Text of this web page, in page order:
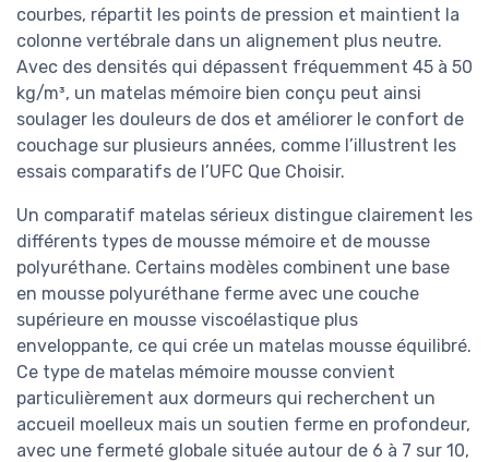
courbes, répartit les points de pression et maintient la
colonne vertébrale dans un alignement plus neutre.
Avec des densités qui dépassent fréquemment 45 à 50
kg/m³, un matelas mémoire bien conçu peut ainsi
soulager les douleurs de dos et améliorer le confort de
couchage sur plusieurs années, comme l’illustrent les
essais comparatifs de l’UFC Que Choisir.
Un comparatif matelas sérieux distingue clairement les
différents types de mousse mémoire et de mousse
polyuréthane. Certains modèles combinent une base
en mousse polyuréthane ferme avec une couche
supérieure en mousse viscoélastique plus
enveloppante, ce qui crée un matelas mousse équilibré.
Ce type de matelas mémoire mousse convient
particulièrement aux dormeurs qui recherchent un
accueil moelleux mais un soutien ferme en profondeur,
avec une fermeté globale située autour de 6 à 7 sur 10,